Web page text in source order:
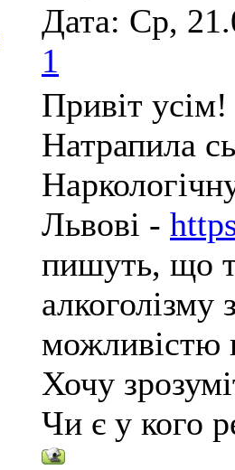
Дата: Ср,
1
Привіт усім!
Натрапила
Львові -
пишуть, що
алкоголізму
можливістю
Хочу
Чи є у кого